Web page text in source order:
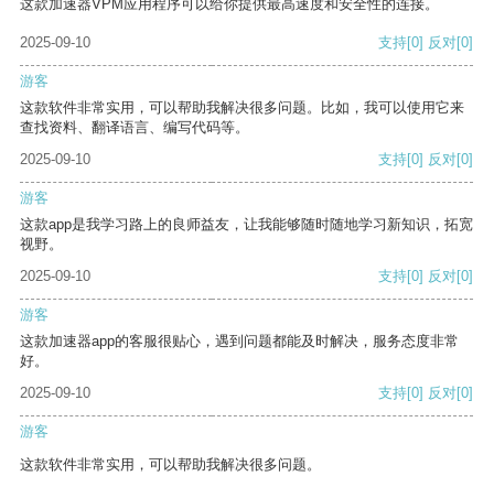
这款加速器VPM应用程序可以给你提供最高速度和安全性的连接。
2025-09-10 支持[0] 反对[0]
游客
这款软件非常实用，可以帮助我解决很多问题。比如，我可以使用它来
查找资料、翻译语言、编写代码等。
2025-09-10
支持[0] 反对[0]
游客
这款app是我学习路上的良师益友，让我能够随时随地学习新知识，拓宽
视野。
2025-09-10
支持[0] 反对[0]
游客
这款加速器app的客服很贴心，遇到问题都能及时解决，服务态度非常
好。
2025-09-10
支持[0] 反对[0]
游客
这款软件非常实用，可以帮助我解决很多问题。